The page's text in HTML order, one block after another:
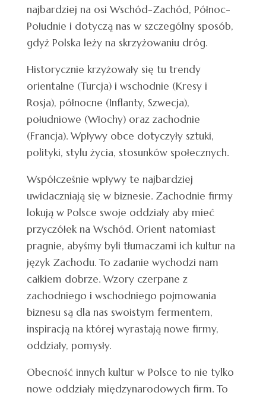
najbardziej na osi Wschód-Zachód, Północ-
Południe i dotyczą nas w szczególny sposób,
gdyż Polska leży na skrzyżowaniu dróg.
Historycznie krzyżowały się tu trendy
orientalne (Turcja) i wschodnie (Kresy i
Rosja), północne (Inflanty, Szwecja),
południowe (Włochy) oraz zachodnie
(Francja). Wpływy obce dotyczyły sztuki,
polityki, stylu życia, stosunków społecznych.
Współcześnie wpływy te najbardziej
uwidaczniają się w biznesie. Zachodnie firmy
lokują w Polsce swoje oddziały aby mieć
przyczółek na Wschód. Orient natomiast
pragnie, abyśmy byli tłumaczami ich kultur na
język Zachodu. To zadanie wychodzi nam
całkiem dobrze. Wzory czerpane z
zachodniego i wschodniego pojmowania
biznesu są dla nas swoistym fermentem,
inspiracją na której wyrastają nowe firmy,
oddziały, pomysły.
Obecność innych kultur w Polsce to nie tylko
nowe oddziały międzynarodowych firm. To